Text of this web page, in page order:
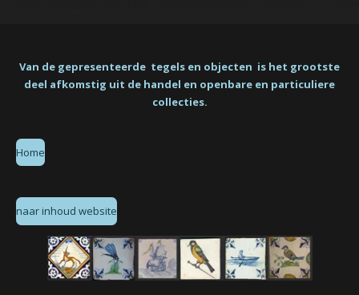
Van de gepresenteerde tegels en objecten is het grootste
deel afkomstig uit de handel en openbare en particuliere
collecties.
Home
naar inhoud website